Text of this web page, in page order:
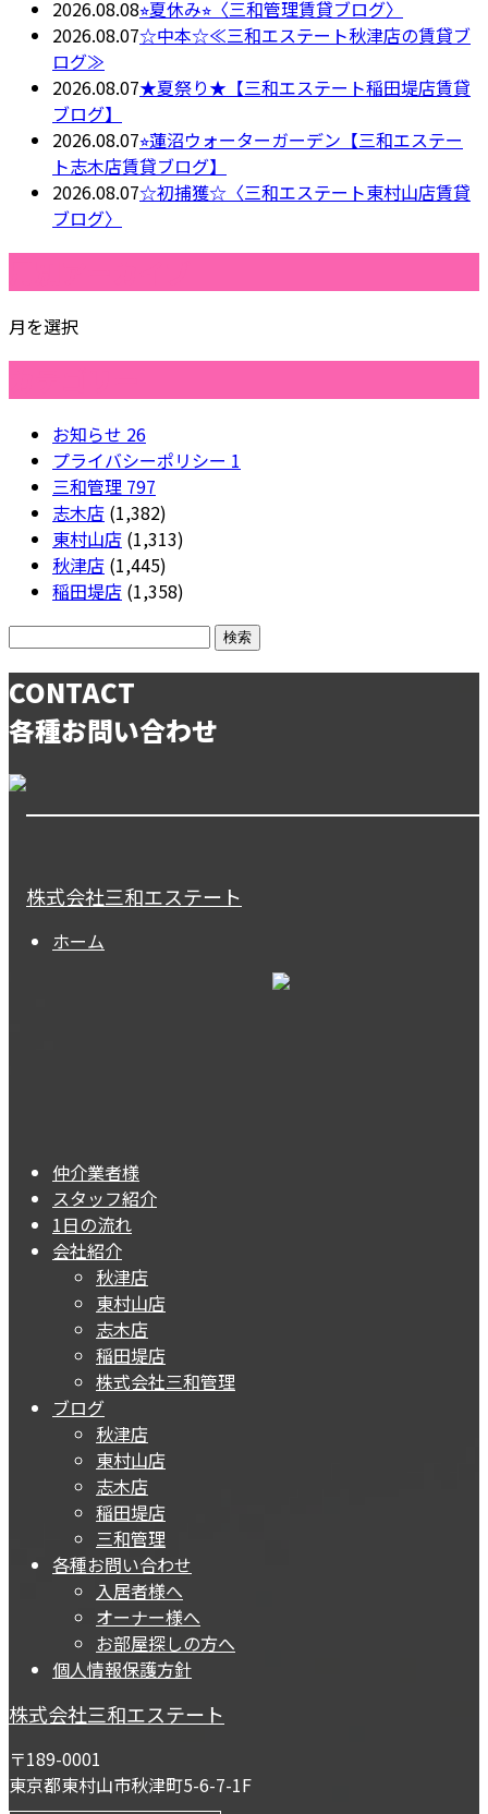
2026.08.08⭐︎夏休み⭐︎〈三和管理賃貸ブログ〉
2026.08.07☆中本☆≪三和エステート秋津店の賃貸ブ
ログ≫
2026.08.07★夏祭り★【三和エステート稲田堤店賃貸
ブログ】
2026.08.07⭐︎蓮沼ウォーターガーデン【三和エステー
ト志木店賃貸ブログ】
2026.08.07☆初捕獲☆〈三和エステート東村山店賃貸
ブログ〉
月を選択
お知らせ 26
プライバシーポリシー 1
三和管理 797
志木店 (1,382)
東村山店 (1,313)
秋津店 (1,445)
稲田堤店 (1,358)
CONTACT
各種お問い合わせ
株式会社三和エステート
ホーム
仲介業者様
スタッフ紹介
1日の流れ
会社紹介
秋津店
東村山店
志木店
稲田堤店
株式会社三和管理
ブログ
秋津店
東村山店
志木店
稲田堤店
三和管理
各種お問い合わせ
入居者様へ
オーナー様へ
お部屋探しの方へ
個人情報保護方針
株式会社三和エステート
〒189-0001
東京都東村山市秋津町5-6-7-1F